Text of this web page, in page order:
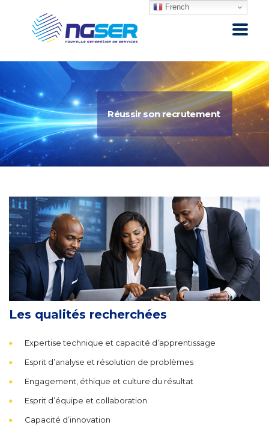
Réussir son recrutement
Les qualités recherchées
Expertise technique et capacité d’apprentissage
Esprit d’analyse et résolution de problèmes
Engagement, éthique et culture du résultat
Esprit d’équipe et collaboration
Capacité d’innovation
French